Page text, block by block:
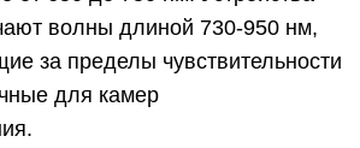
волны длиной 730-950 нм,
за пределы чувствительности
для камер